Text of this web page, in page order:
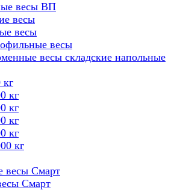
весы ВП
весы
весы
весы
весы складские напольные
кг
кг
кг
кг
кг
кг
Смарт